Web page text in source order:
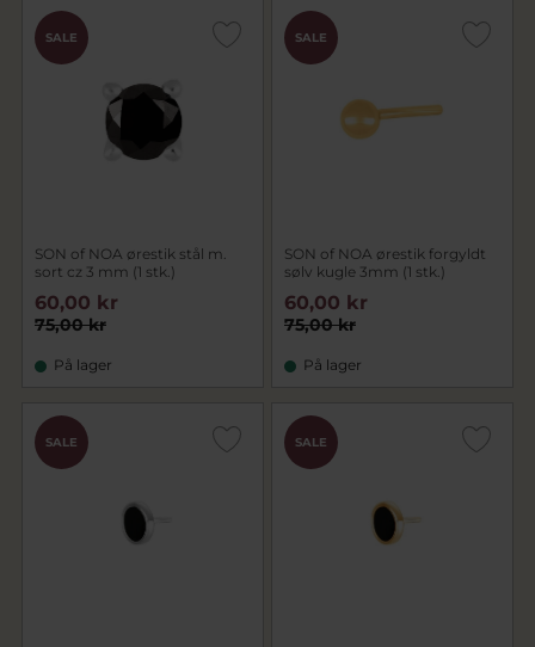
SALE
SON of NOA ørestik stål m.
sort cz 3 mm (1 stk.)
75,00 kr
60,00 kr
På lager
SALE
SON of NOA ørestik forgyldt
sølv kugle 3mm (1 stk.)
75,00 kr
60,00 kr
På lager
SALE SALE